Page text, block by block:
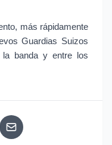
más rápidamente
Guardias Suizos
la banda y entre los